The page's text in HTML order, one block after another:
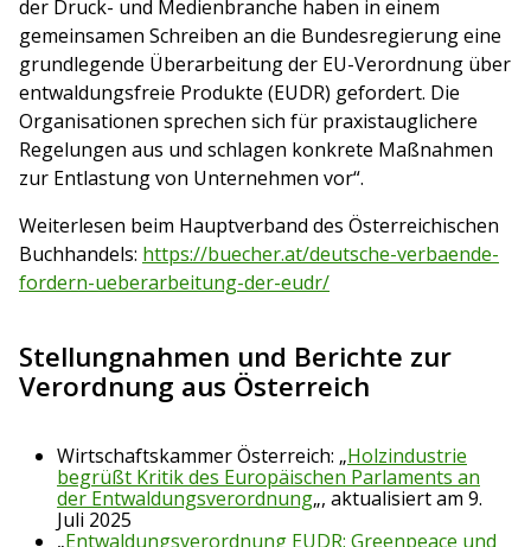
der Druck- und Medienbranche haben in einem
gemeinsamen Schreiben an die Bundesregierung eine
grundlegende Überarbeitung der EU-Verordnung über
entwaldungsfreie Produkte (EUDR) gefordert. Die
Organisationen sprechen sich für praxistauglichere
Regelungen aus und schlagen konkrete Maßnahmen
zur Entlastung von Unternehmen vor“.
Weiterlesen beim Hauptverband des Österreichischen
Buchhandels: https://buecher.at/deutsche-verbaende-
fordern-ueberarbeitung-der-eudr/
Stellungnahmen und Berichte zur
Verordnung aus Österreich
Wirtschaftskammer Österreich: „Holzindustrie
begrüßt Kritik des Europäischen Parlaments an
der Entwaldungsverordnung„, aktualisiert am 9.
Juli 2025
„Entwaldungsverordnung EUDR: Greenpeace und